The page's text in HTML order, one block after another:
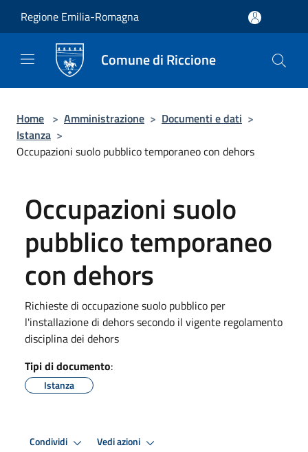
Regione Emilia-Romagna
Comune di Riccione
Home > Amministrazione > Documenti e dati >
Istanza >
Occupazioni suolo pubblico temporaneo con dehors
Occupazioni suolo
pubblico temporaneo
con dehors
Richieste di occupazione suolo pubblico per
l'installazione di dehors secondo il vigente regolamento
disciplina dei dehors
Tipi di documento:
Istanza
Condividi Vedi azioni